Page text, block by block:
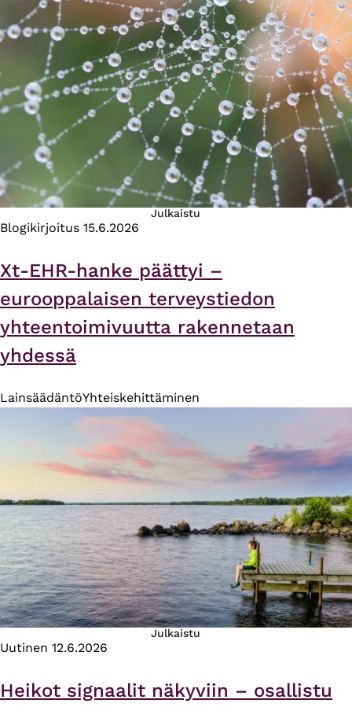
Julkaistu
Blogikirjoitus 15.6.2026
Xt-EHR-hanke päättyi –
eurooppalaisen terveystiedon
yhteentoimivuutta rakennetaan
yhdessä
LainsäädäntöYhteiskehittäminen
Julkaistu
Uutinen 12.6.2026
Heikot signaalit näkyviin – osallistu